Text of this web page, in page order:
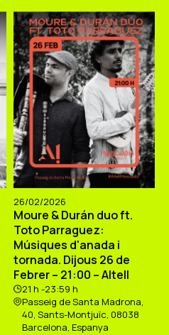
26/02/2026
Moure & Durán duo ft.
Toto Parraguez:
Músiques d'anada i
tornada. Dijous 26 de
Febrer – 21:00 – Altell
21 h -23:59 h
Passeig de Santa Madrona,
40, Sants-Montjuïc, 08038
Barcelona, Espanya